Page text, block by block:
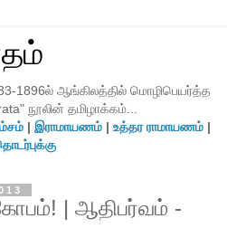
1896ல் ஆங்கிலத்தில் மொழிபெயர்த்த
நூலின் தமிழாக்கம்...
| இராமாயணம்| உத்தர ராமாயணம்|
| ஆதிபர்வம் -